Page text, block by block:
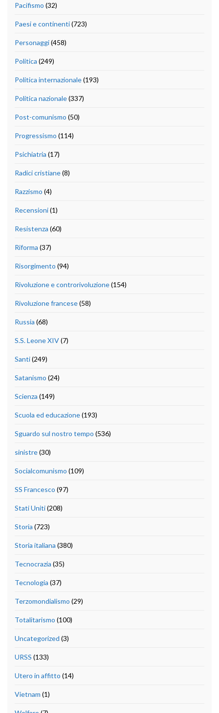
Pacifismo (32)
Paesi e continenti(723)
Personaggi(458)
Politica (249)
Politica internazionale(193)
Politica nazionale(337)
Post-comunismo (50)
Progressismo (114)
Psichiatria (17)
Radici cristiane(8)
Razzismo (4)
Recensioni(1)
Resistenza (60)
Riforma (37)
Risorgimento (94)
Rivoluzione e controrivoluzione(154)
Rivoluzione francese(58)
Russia (68)
S.S. Leone XIV(7)
Santi(249)
Satanismo (24)
Scienza (149)
Scuola ed educazione(193)
Sguardo sul nostro tempo (536)
sinistre(30)
Socialcomunismo (109)
SS Francesco (97)
Stati Uniti(208)
Storia (723)
Storia italiana (380)
Tecnocrazia (35)
Tecnologia (37)
Terzomondialismo (29)
Totalitarismo (100)
Uncategorized (3)
URSS (133)
Utero in affitto (14)
Vietnam (1)